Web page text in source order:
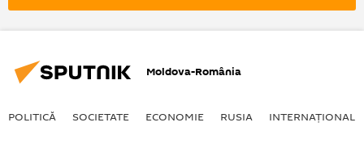
Moldova-România
POLITICĂ SOCIETATE ECONOMIE RUSIA INTERNAŢIONAL